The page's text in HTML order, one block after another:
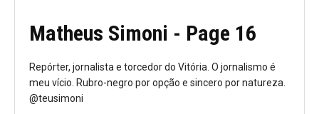
Matheus Simoni - Page 16
Repórter, jornalista e torcedor do Vitória. O jornalismo é
meu vício. Rubro-negro por opção e sincero por natureza.
@teusimoni